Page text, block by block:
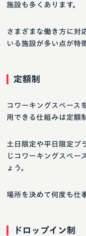
施設も多くあります。
さまざまな働き方に対
いる施設が多い点が特
定額制
コワーキングスペース
用できる仕組みは定額
土日限定や平日限定プ
じコワーキングスペー
ょう。
場所を決めて何度も仕
ドロップイン制